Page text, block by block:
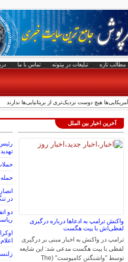
مطالب تازه تبلیغات در بیتوته تماس با ما
هیچ دوست نزدیک‌تری از بریتانیایی‌ها ندارند
آخرین اخبار بین الملل
واکنش ترامپ به ادعاها درباره درگیری
لفظی‌اش با پیت هگست
ترامپ در واکنش به اخبار مبنی بر درگیری
لفظی با پیت هگست مدعی شد: این شایعه
توسط "واشنگتن کامپوست" (The
در
دو